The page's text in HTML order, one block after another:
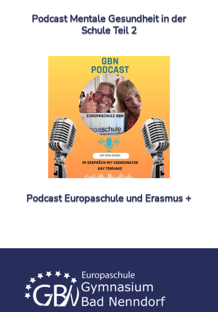
Podcast Mentale Gesundheit in der
Schule Teil 2
Podcast Europaschule und Erasmus +